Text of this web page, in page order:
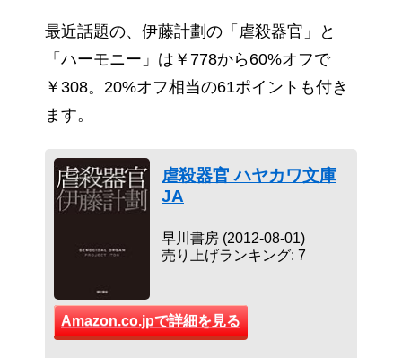
最近話題の、伊藤計劃の「虐殺器官」と
「ハーモニー」は￥778から60%オフで
￥308。20%オフ相当の61ポイントも付き
ます。
虐殺器官 ハヤカワ文庫
JA
早川書房 (2012-08-01)
売り上げランキング: 7
Amazon.co.jpで詳細を見る